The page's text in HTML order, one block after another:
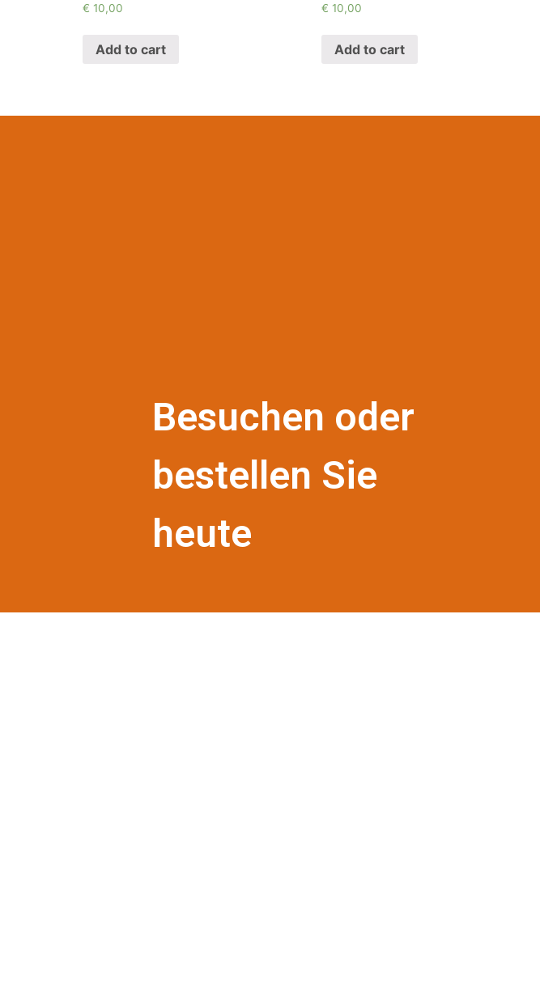
€ 10,00
Add to cart
€ 10,00
Add to cart
Besuchen oder
bestellen Sie
heute